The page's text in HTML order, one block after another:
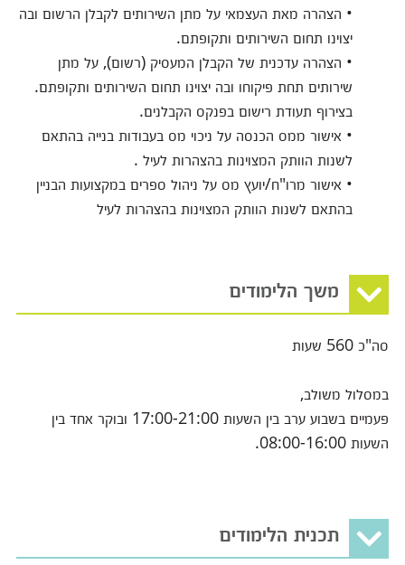
• הצהרה מאת העצמאי על מתן השירותים לקבלן הרשום ובה
יצוינו תחום השירותים ותקופתם.
• הצהרה עדכנית של הקבלן המעסיק (רשום), על מתן
שירותים תחת פיקוחו ובה יצוינו תחום השירותים ותקופתם.
בצירוף תעודת רישום בפנקס הקבלנים.
• אישור ממס הכנסה על ניכוי מס בעבודות בנייה בהתאם
לשנות הוותק המצוינות בהצהרות לעיל .
• אישור מרו"ח/יועץ מס על ניהול ספרים במקצועות הבניין
בהתאם לשנות הוותק המצוינות בהצהרות לעיל
משך הלימודים
סה"כ 560 שעות
במסלול משולב,
פעמיים בשבוע ערב בין השעות 17:00-21:00 ובוקר אחד בין
השעות 08:00-16:00.
תכנית הלימודים